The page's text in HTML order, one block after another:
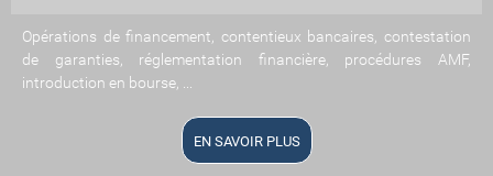
Opérations de financement, contentieux bancaires, contestation
de garanties, réglementation financière, procédures AMF,
introduction en bourse, ...
EN SAVOIR PLUS